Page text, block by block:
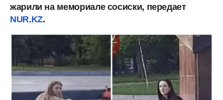
жарили на мемориале сосиски, передает
NUR.KZ.